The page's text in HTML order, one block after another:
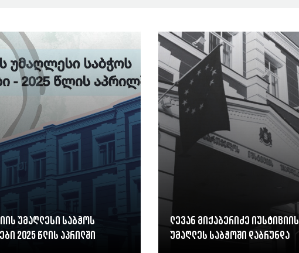
უმაღლესი საბჭოს
2025 წლის აპრილში
ლევან მიქაბერიძე იუსტიციის
უმაღლეს საბჭოში დაბრუნდა